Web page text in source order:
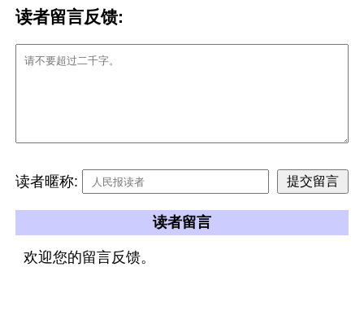
读者留言反馈:
读者暱称:
读者留言
欢迎您的留言反馈。